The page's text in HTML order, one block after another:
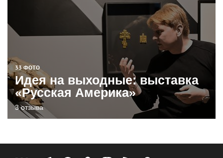
33 ФОТО
Идея на выходные: выставка
«Русская Америка»
3 отзыва